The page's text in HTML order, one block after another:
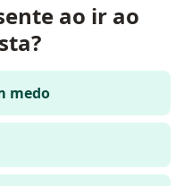
ao ir ao
medo